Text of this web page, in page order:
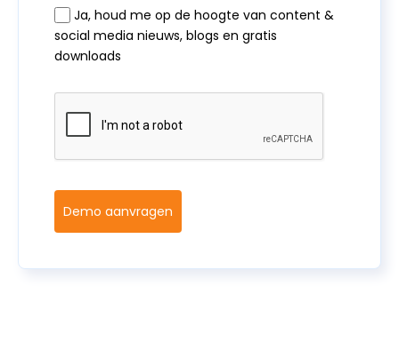
Ja, houd me op de hoogte van content &
social media nieuws, blogs en gratis
downloads
Demo aanvragen